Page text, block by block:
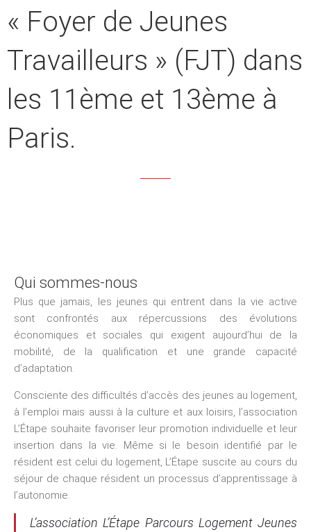
« Foyer de Jeunes
Travailleurs » (FJT) dans
les 11ème et 13ème à
Paris.
Qui sommes-nous
Plus que jamais, les jeunes qui entrent dans la vie active
sont confrontés aux répercussions des évolutions
économiques et sociales qui exigent aujourd’hui de la
mobilité, de la qualification et une grande capacité
d’adaptation.
Consciente des difficultés d’accès des jeunes au logement,
à l’emploi mais aussi à la culture et aux loisirs, l’association
L’Étape souhaite favoriser leur promotion individuelle et leur
insertion dans la vie. Même si le besoin identifié par le
résident est celui du logement, L’Étape suscite au cours du
séjour de chaque résident un processus d’apprentissage à
l’autonomie.
L’association L’Étape Parcours Logement Jeunes